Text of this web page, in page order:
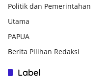
Politik dan Pemerintahan
Utama
PAPUA
Berita Pilihan Redaksi
Label